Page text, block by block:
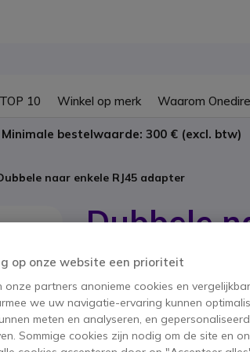
TOP 10 Winkel op merk Waarom
bestelwaarde: 300 € (excl. btw)
naar enkele RJ45 adapter
Dubbele
adapter
SKU DEDRJ45C // Referentie
Dubbele naar enkele
5 van 1 Reviews
19,95 € ex. BTW
op onze website een prioriteit
partners anonieme cookies en
we uw navigatie-ervaring kunnen
meten en analyseren, en
Sommige cookies zijn nodig om de site en